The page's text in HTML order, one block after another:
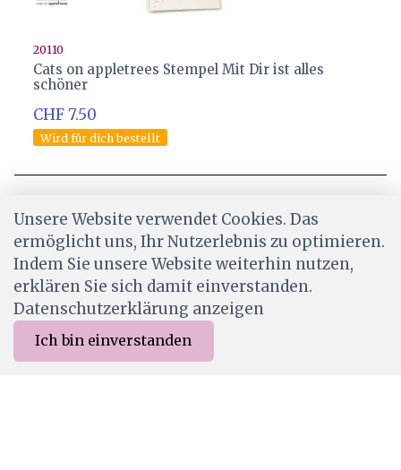
Merkliste Menu
20110
Cats on appletrees Stempel Mit Dir ist alles
schöner
CHF 7.50
Wird für dich bestellt
Unsere Website verwendet Cookies. Das
ermöglicht uns, Ihr Nutzerlebnis zu optimieren.
Indem Sie unsere Website weiterhin nutzen,
erklären Sie sich damit einverstanden.
Datenschutzerklärung anzeigen
Ich bin einverstanden